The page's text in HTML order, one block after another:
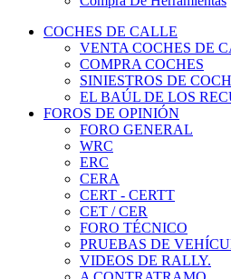
COCHES DE CALLE
VENTA COCHES DE
COMPRA COCHES
SINIESTROS DE
EL BAÚL DE LOS
FOROS DE OPINIÓN
FORO GENERAL
WRC
ERC
CERA
CERT - CERTT
CET / CER
FORO TÉCNICO
PRUEBAS DE
VIDEOS DE RALLY.
A CONTRATRAMO
TIENDA ONLINE